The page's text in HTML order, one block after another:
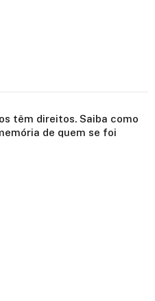
têm direitos. Saiba como
de quem se foi